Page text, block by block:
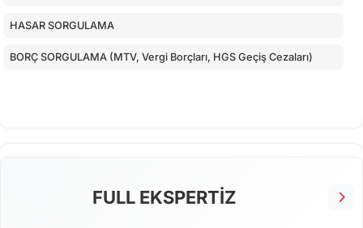
HASAR SORGULAMA
BORÇ SORGULAMA (MTV, Vergi Borçları, HGS Geçiş Cezaları)
FULL EKSPERTİZ